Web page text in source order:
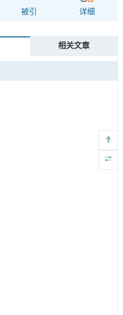
被引 详细
相关文章